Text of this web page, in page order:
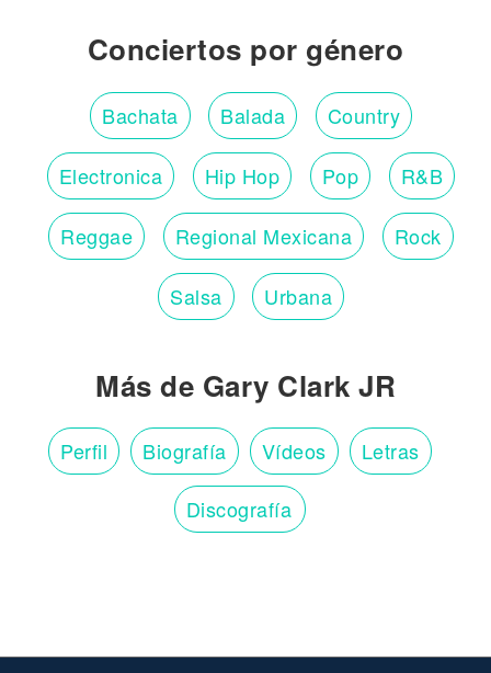
Conciertos por género
Bachata Balada Country
Electronica Hip Hop Pop R&B
Reggae Regional Mexicana Rock
Salsa Urbana
Más de Gary Clark JR
Perfil Biografía Vídeos Letras
Discografía